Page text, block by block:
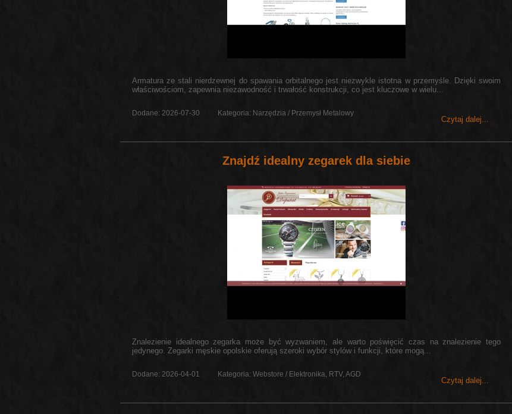
Armatura ze stali nierdzewnej do spawania orbitalnego jest niezwykle istotna w przemyśle. Dzięki swoim
właściwościom, zapewnia niezawodność i trwałość konstrukcji, co jest kluczowe w wielu...
Czytaj dalej...
Dodane: 2026-07-30 Kategoria: Narzędzia / Przemysł Metalowy
Znajdź idealny zegarek dla siebie
Znalezienie idealnego zegarka może być wyzwaniem, ale warto poświęcić czas na znalezienie tego
jedynego. Zegarki męskie opolskie oferują szeroki wybór stylów i funkcji, które mogą...
Czytaj dalej...
Dodane: 2026-04-01 Kategoria: Webstore / Elektronika, RTV, AGD